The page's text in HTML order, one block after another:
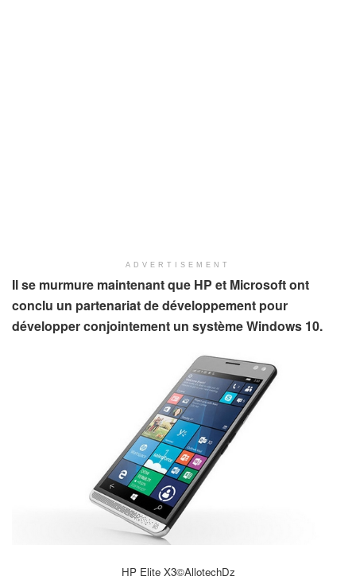
ADVERTISEMENT
Il se murmure maintenant que HP et Microsoft ont
conclu un partenariat de développement pour
développer conjointement un système Windows 10.
HP Elite X3©AllotechDz